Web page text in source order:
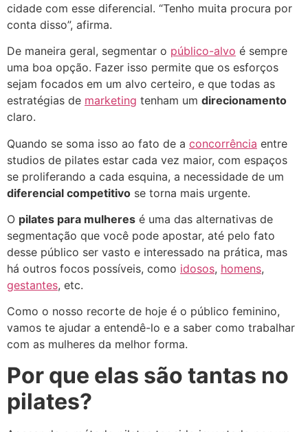
cidade com esse diferencial. “Tenho muita procura por
conta disso”, afirma.
De maneira geral, segmentar o público-alvo é sempre
uma boa opção. Fazer isso permite que os esforços
sejam focados em um alvo certeiro, e que todas as
estratégias de marketing tenham um direcionamento
claro.
Quando se soma isso ao fato de a concorrência entre
studios de pilates estar cada vez maior, com espaços
se proliferando a cada esquina, a necessidade de um
diferencial competitivo se torna mais urgente.
O pilates para mulheres é uma das alternativas de
segmentação que você pode apostar, até pelo fato
desse público ser vasto e interessado na prática, mas
há outros focos possíveis, como idosos, homens,
gestantes, etc.
Como o nosso recorte de hoje é o público feminino,
vamos te ajudar a entendê-lo e a saber como trabalhar
com as mulheres da melhor forma.
Por que elas são tantas no
pilates?